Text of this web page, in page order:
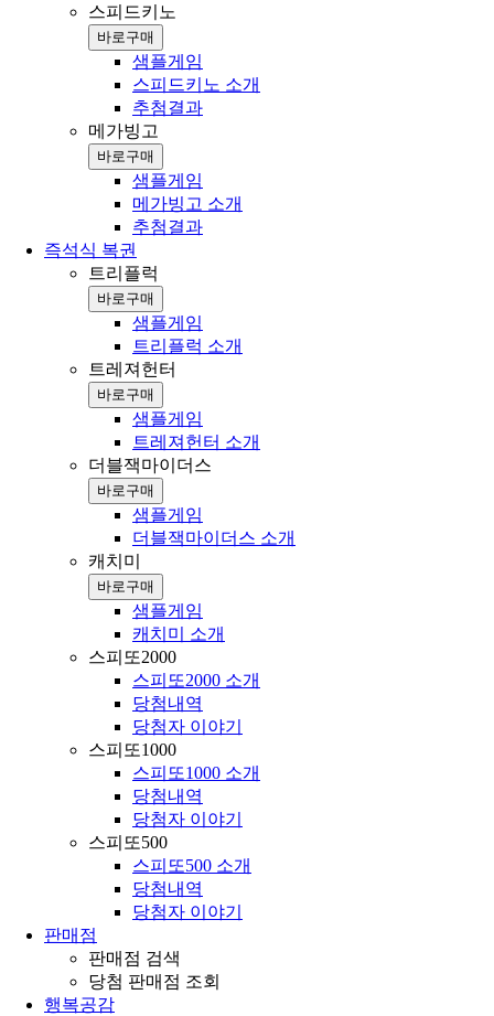
스피드키노
바로구매
샘플게임
스피드키노 소개
추첨결과
메가빙고
바로구매
샘플게임
메가빙고 소개
추첨결과
즉석식 복권
트리플럭
바로구매
샘플게임
트리플럭 소개
트레져헌터
바로구매
샘플게임
트레져헌터 소개
더블잭마이더스
바로구매
샘플게임
더블잭마이더스 소개
캐치미
바로구매
샘플게임
캐치미 소개
스피또2000
스피또2000 소개
당첨내역
당첨자 이야기
스피또1000
스피또1000 소개
당첨내역
당첨자 이야기
스피또500
스피또500 소개
당첨내역
당첨자 이야기
판매점
판매점 검색
당첨 판매점 조회
행복공감